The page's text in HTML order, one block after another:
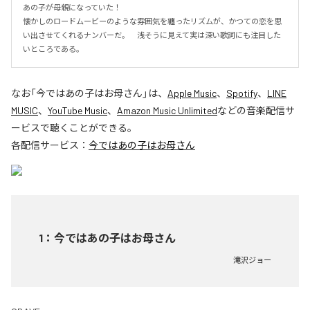
あの子が母親になっていた！
懐かしのロードムービーのような雰囲気を纏ったリズムが、かつての恋を思
い出させてくれるナンバーだ。　浅そうに見えて実は深い歌詞にも注目した
いところである。
なお「今ではあの子はお母さん 」は、 Apple Music、 Spotify、 LINE
MUSIC、 YouTube Music、 Amazon Music Unlimitedなどの音楽配信サ
ービスで聴くことができる。
各配信サービス： 今ではあの子はお母さん
1 ： 今ではあの子はお母さん
滝沢ジョー